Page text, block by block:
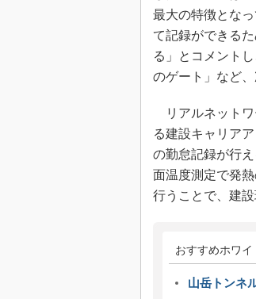
最大の特徴とな
て記録ができる
る」とコメント
のゲート」など
リアルネットワ
る建設キャリア
の勤怠記録が行
面温度測定で発
行うことで、建
おすすめホワイ
山岳トンネ